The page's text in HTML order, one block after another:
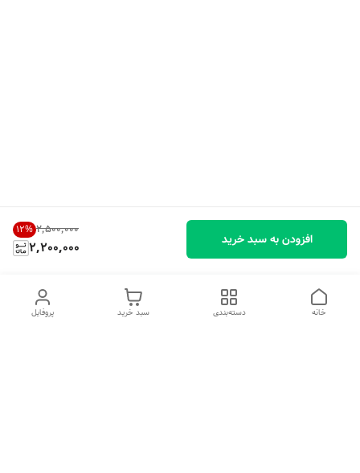
۲٬۵۰۰٬۰۰۰ 12%
2,200,000 افزودن به سبد خرید
پروفایل سبد خرید دسته‌بندی خانه